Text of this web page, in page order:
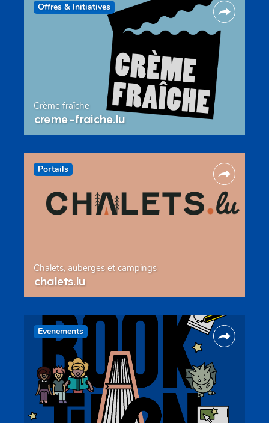
Offres & Initiatives
Crème fraîche
creme-fraiche.lu
Portails
Chalets, auberges et campings
chalets.lu
Evenements